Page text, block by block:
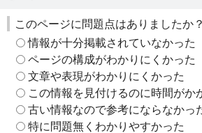
このページに問題点はありましたか？
情報が十分掲載されていなかった
ページの構成がわかりにくかった
文章や表現がわかりにくかった
この情報を見付けるのに時間がか
古い情報なので参考にならなかっ
特に問題無くわかりやすかった